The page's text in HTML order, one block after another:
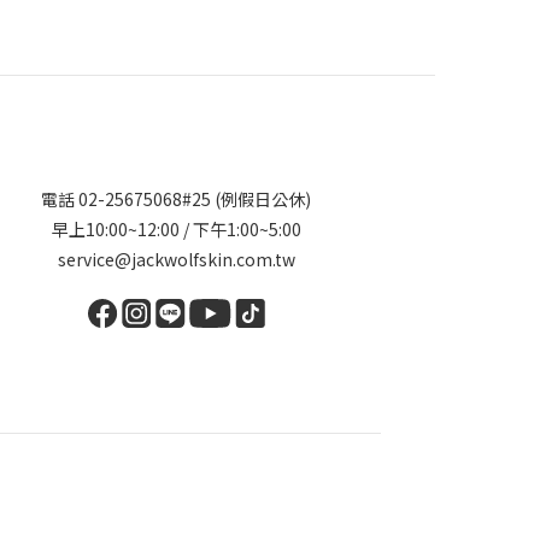
電話 02-25675068#25 (例假日公休)
早上10:00~12:00 / 下午1:00~5:00
service@jackwolfskin.com.tw